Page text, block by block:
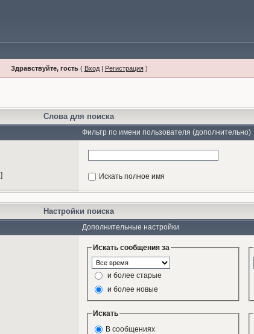
Здравствуйте, гость( Вход| Регистрация)
Слова для поиска
Фильтр по имени пользователя (дополнительно)
] Искать полное имя
Настройки поиска
Дополнительные настройки
Искать сообщения за
и более старые
и более новые
Искать
В сообщениях